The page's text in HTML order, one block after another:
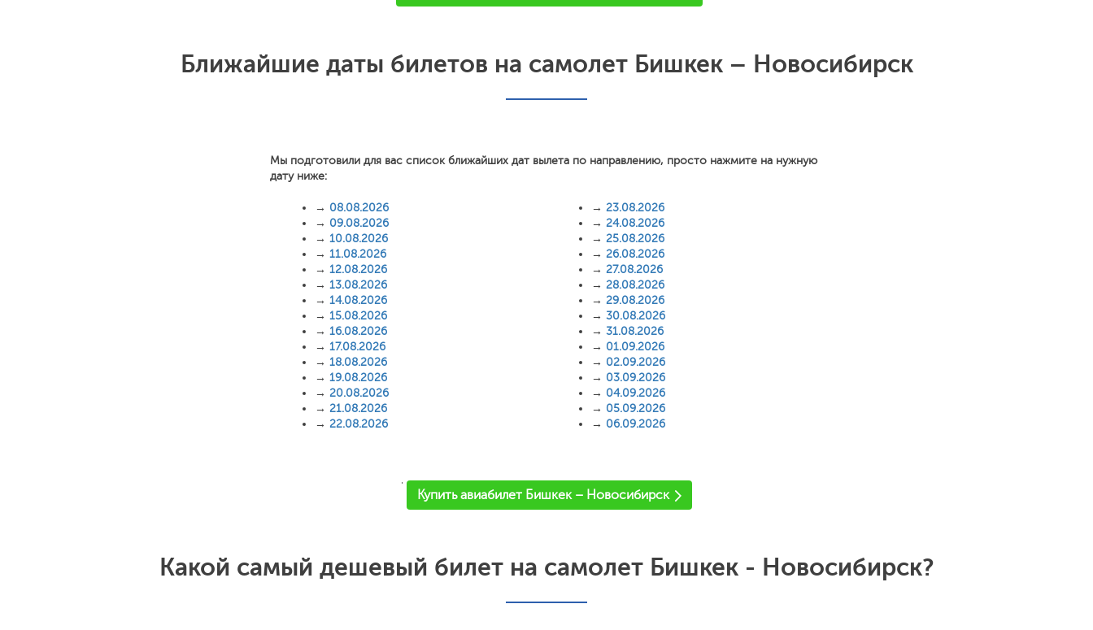
Ближайшие даты билетов на самолет Бишкек – Новосибирск
Мы подготовили для вас список ближайших дат вылета по направлению, просто нажмите на нужную
дату ниже:
→ 08.08.2026
→ 09.08.2026
→ 10.08.2026
→ 11.08.2026
→ 12.08.2026
→ 13.08.2026
→ 14.08.2026
→ 15.08.2026
→ 16.08.2026
→ 17.08.2026
→ 18.08.2026
→ 19.08.2026
→ 20.08.2026
→ 21.08.2026
→ 22.08.2026
→ 23.08.2026
→ 24.08.2026
→ 25.08.2026
→ 26.08.2026
→ 27.08.2026
→ 28.08.2026
→ 29.08.2026
→ 30.08.2026
→ 31.08.2026
→ 01.09.2026
→ 02.09.2026
→ 03.09.2026
→ 04.09.2026
→ 05.09.2026
→ 06.09.2026
'
Купить авиабилет Бишкек – Новосибирск
Какой самый дешевый билет на самолет Бишкек - Новосибирск?